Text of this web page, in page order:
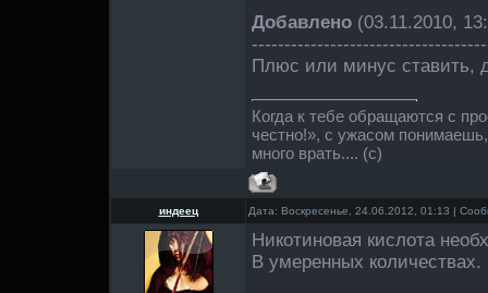
Добавлено (03.11.2010,
Плюс или минус ставить,
Когда к тебе обращаются с
честно!», с ужасом
много врать.... (с)
индеец Дата: Воскресенье, 24.06.2012, 01:13 |
Никотиновая кислота
В умеренных количествах.